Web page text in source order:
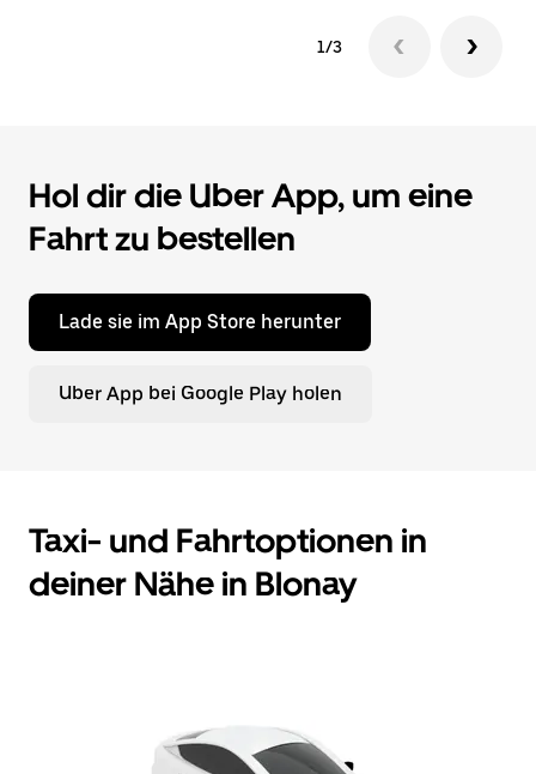
1/3
Hol dir die Uber App, um eine
Fahrt zu bestellen
Lade sie im App Store herunter
Uber App bei Google Play holen
Taxi- und Fahrtoptionen in
deiner Nähe in Blonay